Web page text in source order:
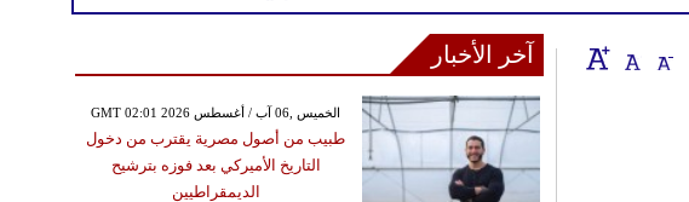
آخر الأخبار
GMT 02:01 2026 الخميس ,06 آب / أغسطس
طبيب من أصول مصرية يقترب من دخول
التاريخ الأميركي بعد فوزه بترشيح
الديمقراطيين